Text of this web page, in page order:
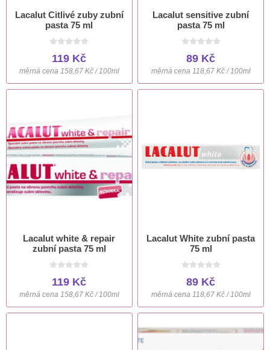
Lacalut Citlivé zuby zubní
pasta 75 ml
119 Kč
měrná cena 158,67 Kč / 100ml
Lacalut sensitive zubní
pasta 75 ml
89 Kč
měrná cena 118,67 Kč / 100ml
Lacalut white & repair
zubní pasta 75 ml
119 Kč
měrná cena 158,67 Kč / 100ml
Lacalut White zubní pasta
75 ml
89 Kč
měrná cena 118,67 Kč / 100ml